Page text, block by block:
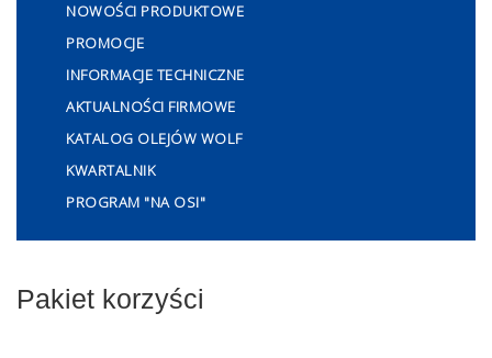
NOWOŚCI PRODUKTOWE
PROMOCJE
INFORMACJE TECHNICZNE
AKTUALNOŚCI FIRMOWE
KATALOG OLEJÓW WOLF
KWARTALNIK
PROGRAM "NA OSI"
Pakiet korzyści